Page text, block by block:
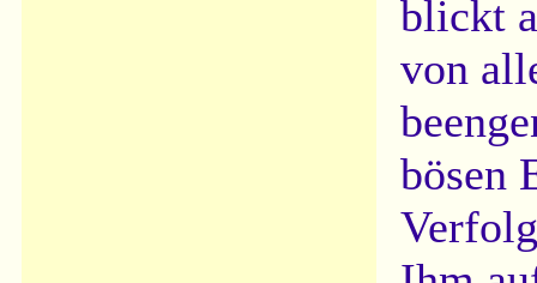
blickt
von
bösen